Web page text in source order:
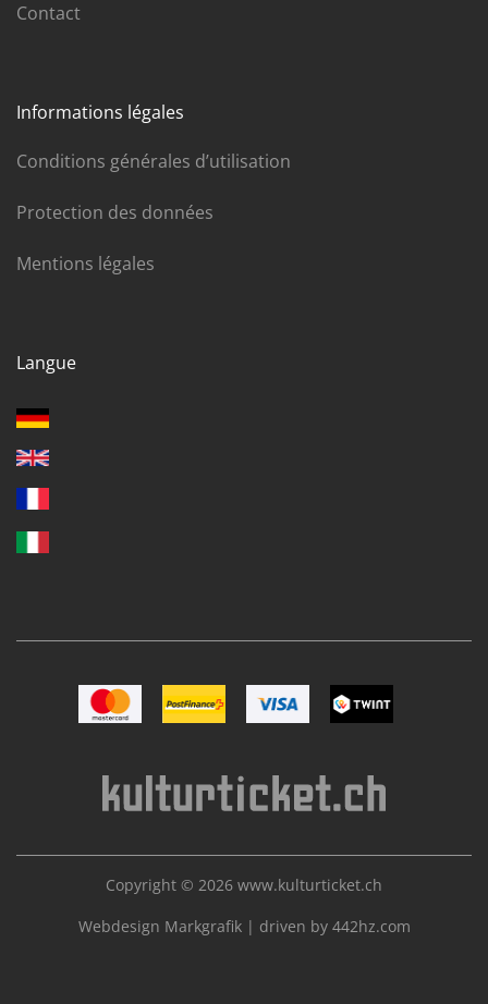
Contact
Informations légales
Conditions générales d’utilisation
Protection des données
Mentions légales
Langue
Image MastercardImage Postfinance
Image VISAImage TWINT
Copyright © 2026 www.kulturticket.ch
Webdesign Markgrafik | driven by 442hz.com